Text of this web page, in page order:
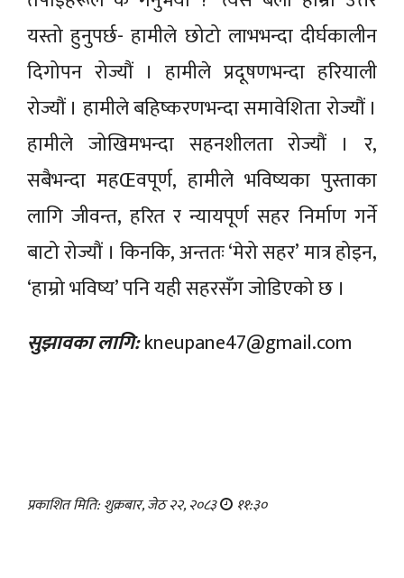
यस्तो हुनुपर्छ- हामीले छोटो लाभभन्दा दीर्घकालीन
दिगोपन रोज्यौं । हामीले प्रदूषणभन्दा हरियाली
रोज्यौं । हामीले बहिष्करणभन्दा समावेशिता रोज्यौं ।
हामीले जोखिमभन्दा सहनशीलता रोज्यौं । र,
सबैभन्दा महŒवपूर्ण, हामीले भविष्यका पुस्ताका
लागि जीवन्त, हरित र न्यायपूर्ण सहर निर्माण गर्ने
बाटो रोज्यौं । किनकि, अन्ततः ‘मेरो सहर’ मात्र होइन,
‘हाम्रो भविष्य’ पनि यही सहरसँग जोडिएको छ ।
सुझावका लागि:kneupane47@gmail.com
प्रकाशित मिति: शुक्रबार, जेठ २२, २०८३ ११:३०